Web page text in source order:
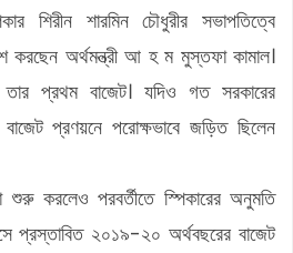
শিরীন শারমিন চৌধুরীর সভাপতিত্বে
করছেন অর্থমন্ত্রী আ হ ম মুস্তফা কামাল।
তার প্রথম বাজেট। যদিও গত সরকারের
বাজেট প্রণয়নে পরোক্ষভাবে জড়িত ছিলেন
করলেও পরবর্তীতে স্পিকারের অনুমতি
প্রস্তাবিত ২০১৯-২০ অর্থবছরের বাজেট